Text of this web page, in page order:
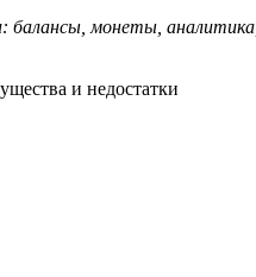
балансы, монеты, аналитика,